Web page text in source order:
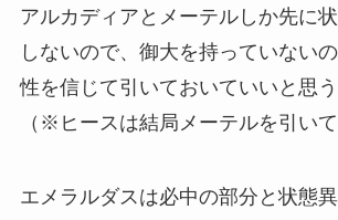
アルカディアとメーテルしか先に
しないので、御大を持っていない
性を信じて引いておいていいと思う
（※ヒースは結局メーテルを引いて
エメラルダスは必中の部分と状態